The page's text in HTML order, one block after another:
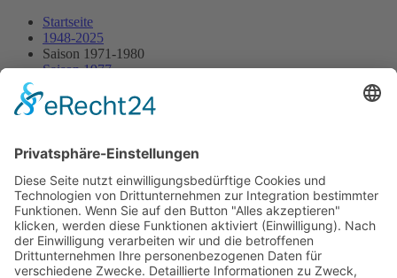
Startseite
1948-2025
Saison 1971-1980
Saison 1977
31.07.1977 - Homburg
Streckenskizze Programmheft
Alle Ergebnisse: